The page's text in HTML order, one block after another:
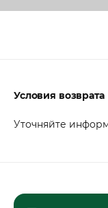
Условия возврата
Уточняйте